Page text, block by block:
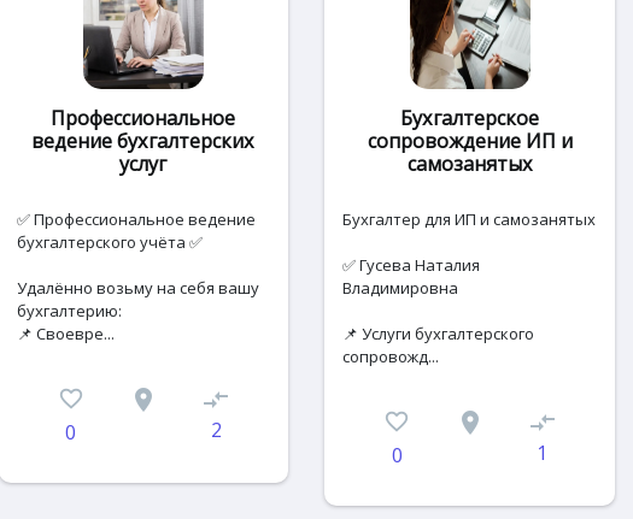
Профессиональное
ведение бухгалтерских
услуг
✅ Профессиональное ведение
бухгалтерского учёта ✅
Удалённо возьму на себя вашу
бухгалтерию:
📌 Своевре...
favorite_border
0
place compare_arrows
2
Бухгалтерское
сопровождение ИП и
самозанятых
Бухгалтер для ИП и самозанятых
✅ Гусева Наталия
Владимировна
📌 Услуги бухгалтерского
сопровожд...
favorite_border
0
place compare_arrows
1